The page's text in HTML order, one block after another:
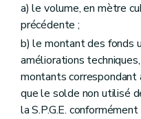
a) le volume, en mètre
précédente ;
b) le montant des fonds
améliorations
montants correspondant
que le solde non utilisé
la S.P.G.E. conformément